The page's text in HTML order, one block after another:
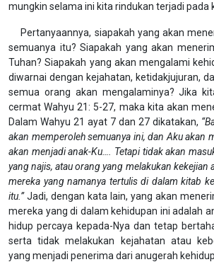
mungkin selama ini kita rindukan terjadi pada
Pertanyaannya, siapakah yang akan
semuanya itu? Siapakah yang akan
Tuhan? Siapakah yang akan mengalami
diwarnai dengan kejahatan, ketidakjujuran,
semua orang akan mengalaminya? Jika
cermat Wahyu 21: 5-27, maka kita akan
Dalam Wahyu 21 ayat 7 dan 27 dikatakan,
akan memperoleh semuanya ini, dan Aku akan
akan menjadi anak-Ku…. Tetapi tidak akan
yang najis, atau orang yang melakukan kekejian
mereka yang namanya tertulis di dalam kitab
itu.”Jadi, dengan kata lain, yang akan
mereka yang di dalam kehidupan ini adalah
hidup percaya kepada-Nya dan tetap
serta tidak melakukan kejahatan atau
yang menjadi penerima dari anugerah